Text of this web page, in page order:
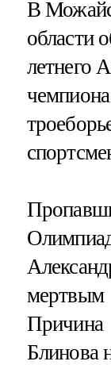
В
области
летнего
мертвым
Блинова